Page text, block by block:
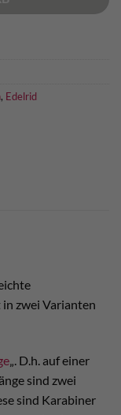
, Edelrid
zwei Varianten
„. D.h. auf einer
sind zwei
sind Karabiner